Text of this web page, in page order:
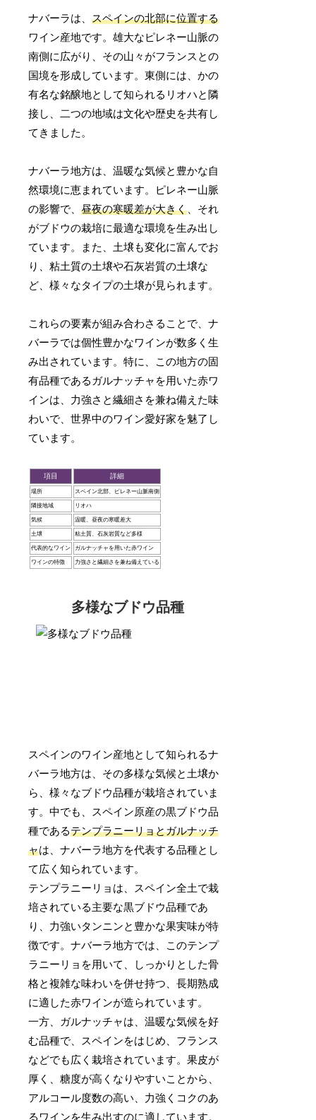
ナバーラは、スペインの北部に位置する
ワイン産地です。雄大なピレネー山脈の
南側に広がり、その山々がフランスとの
国境を形成しています。東側には、かの
有名な銘醸地として知られるリオハと隣
接し、二つの地域は文化や歴史を共有し
てきました。
ナバーラ地方は、温暖な気候と豊かな自
然環境に恵まれています。ピレネー山脈
の影響で、昼夜の寒暖差が大きく、それ
がブドウの栽培に最適な環境を生み出し
ています。また、土壌も変化に富んでお
り、粘土質の土壌や石灰岩質の土壌な
ど、様々なタイプの土壌が見られます。
これらの要素が組み合わさることで、ナ
バーラでは個性豊かなワインが数多く生
み出されています。特に、この地方の固
有品種であるガルナッチャを用いた赤ワ
インは、力強さと繊細さを兼ね備えた味
わいで、世界中のワイン愛好家を魅了し
ています。
項目 詳細
場所 スペイン北部、ピレネー山脈南側
隣接地域 リオハ
気候 温暖、昼夜の寒暖差大
土壌 粘土質、石灰岩質など多様
代表的なワイン ガルナッチャを用いた赤ワイン
ワインの特徴 力強さと繊細さを兼ね備えている
多様なブドウ品種
スペインのワイン産地として知られるナ
バーラ地方は、その多様な気候と土壌か
ら、様々なブドウ品種が栽培されていま
す。中でも、スペイン原産の黒ブドウ品
種であるテンプラニーリョとガルナッチ
ャは、ナバーラ地方を代表する品種とし
て広く知られています。
テンプラニーリョは、スペイン全土で栽
培されている主要な黒ブドウ品種であ
り、力強いタンニンと豊かな果実味が特
徴です。ナバーラ地方では、このテンプ
ラニーリョを用いて、しっかりとした骨
格と複雑な味わいを併せ持つ、長期熟成
に適した赤ワインが造られています。
一方、ガルナッチャは、温暖な気候を好
む品種で、スペインをはじめ、フランス
などでも広く栽培されています。果皮が
厚く、糖度が高くなりやすいことから、
アルコール度数の高い、力強くコクのあ
るワインを生み出すのに適しています。